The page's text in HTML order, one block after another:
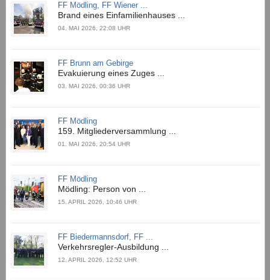
FF Mödling, FF Wiener ...
Brand eines Einfamilienhauses ...
04. MAI 2026, 22:08 UHR
FF Brunn am Gebirge
Evakuierung eines Zuges ...
03. MAI 2026, 00:36 UHR
FF Mödling
159. Mitgliederversammlung ...
01. MAI 2026, 20:54 UHR
FF Mödling
Mödling: Person von ...
15. APRIL 2026, 10:46 UHR
FF Biedermannsdorf, FF ...
Verkehrsregler-Ausbildung ...
12. APRIL 2026, 12:52 UHR